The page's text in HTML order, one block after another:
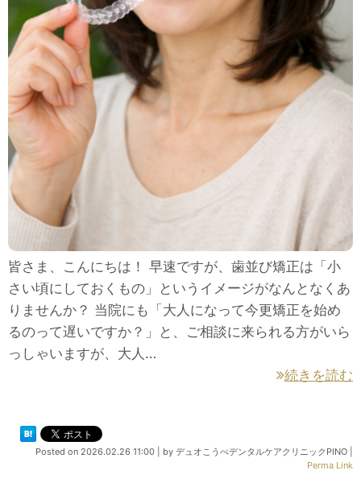
皆さま、こんにちは！ 早速ですが、歯並び矯正は「小
さい頃にしておくもの」というイメージがなんとなくあ
りませんか？ 当院にも「大人になって今更矯正を始め
るのって遅いですか？」と、ご相談に来られる方がいら
っしゃいますが、大人…
続きを読む
Posted on 2026.02.26 11:00 by デュオこうべデンタルケアクリニックPINO
Perma Link